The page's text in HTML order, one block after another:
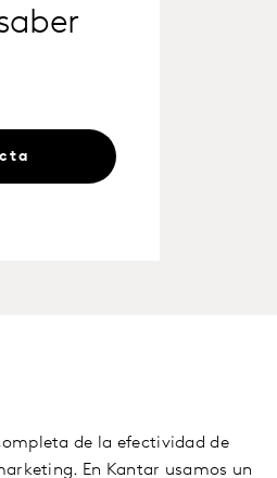
de la efectividad de
En Kantar usamos un